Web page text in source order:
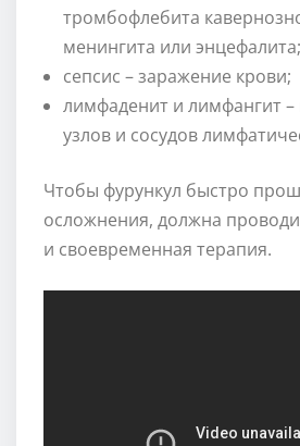
тромбофлебита
менингита или энцефалита;
сепсис – заражение крови;
лимфаденит и лимфангит –
узлов и сосудов
Чтобы фурункул быстро
осложнения, должна
и своевременная терапия.